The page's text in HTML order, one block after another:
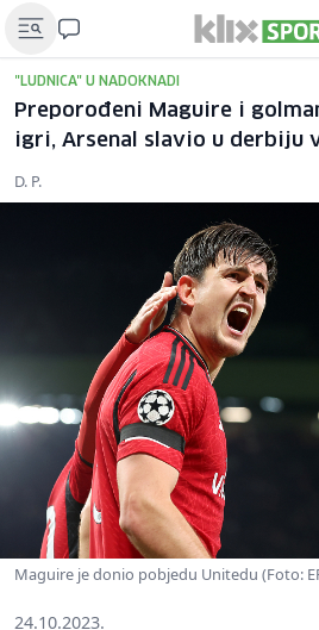
"LUDNICA" U NADOKNADI
Preporođeni Maguire i
igri, Arsenal slavio u derbiju
D. P.
Maguire je donio pobjedu Unitedu (Foto:
24.10.2023.